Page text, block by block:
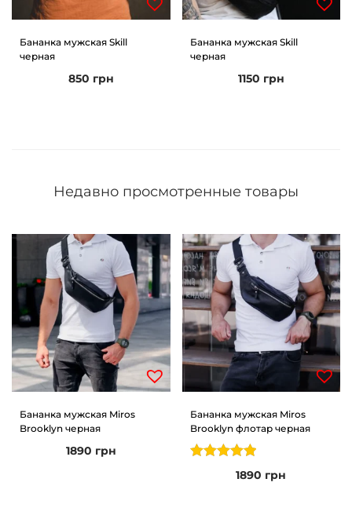
Бананка мужская Skill
черная
850 грн
Бананка мужская Skill
черная
1150 грн
Недавно просмотренные товары
Бананка мужская Miros
Brooklyn черная
1890 грн
Бананка мужская Miros
Brooklyn флотар черная
1890 грн